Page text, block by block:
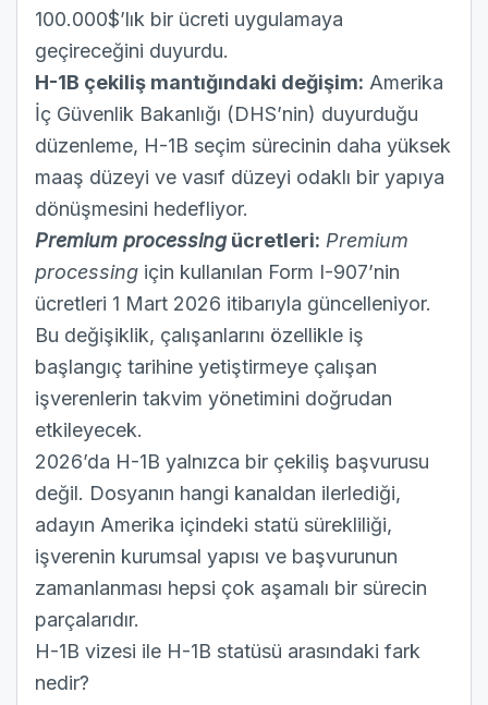
100.000$’lık bir ücreti uygulamaya
geçireceğini duyurdu.
H-1B çekiliş mantığındaki değişim: Amerika
İç Güvenlik Bakanlığı (DHS’nin) duyurduğu
düzenleme, H-1B seçim sürecinin daha yüksek
maaş düzeyi ve vasıf düzeyi odaklı bir yapıya
dönüşmesini hedefliyor.
Premium processingücretleri: Premium
processing için kullanılan Form I-907’nin
ücretleri 1 Mart 2026 itibarıyla güncelleniyor.
Bu değişiklik, çalışanlarını özellikle iş
başlangıç tarihine yetiştirmeye çalışan
işverenlerin takvim yönetimini doğrudan
etkileyecek.
2026’da H-1B yalnızca bir çekiliş başvurusu
değil. Dosyanın hangi kanaldan ilerlediği,
adayın Amerika içindeki statü sürekliliği,
işverenin kurumsal yapısı ve başvurunun
zamanlanması hepsi çok aşamalı bir sürecin
parçalarıdır.
H-1B vizesi ile H-1B statüsü arasındaki fark
nedir?